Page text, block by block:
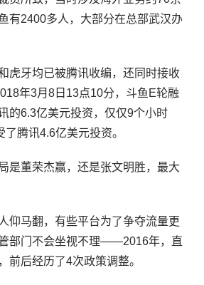
有2400多人，大部分在总部武汉办
虎牙均已被腾讯收编，还同时接收
年3月8日13点10分，斗鱼E轮融
的6.3亿美元投资，仅仅9个小时
腾讯4.6亿美元投资。
是董荣杰赢，还是张文明胜，最大
仰马翻，有些平台为了争夺流量更
部门不会坐视不理——2016年，直
前后经历了4次政策调整。